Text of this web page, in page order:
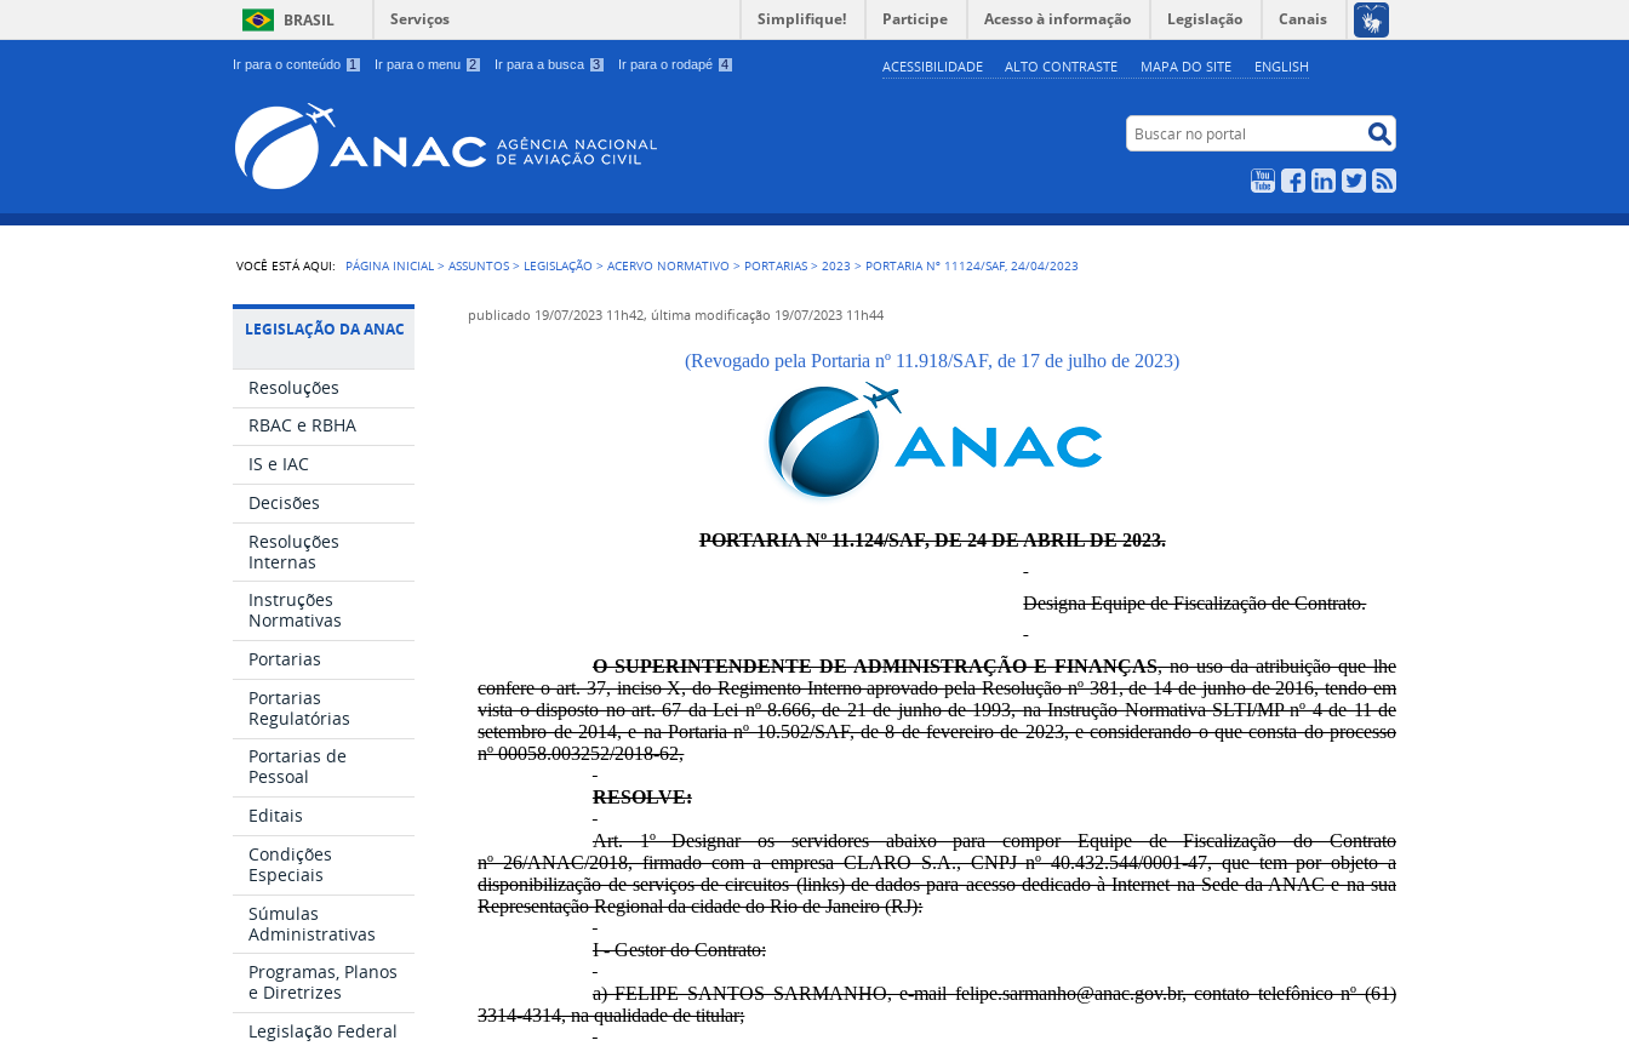
Ir para o conteúdo 1 Ir para o menu 2 Ir para a busca 3 Ir para o rodapé 4 ACESSIBILIDADE ALTO CONTRASTE MAPA DO SITE ENGLISH
BRASIL Serviços Simplifique! Participe Acesso à informação Legislação Canais
Buscar no portal
YouTubeFacebookLinkedIn
Twitter
VOCÊ ESTÁ AQUI: PÁGINA INICIAL >ASSUNTOS > LEGISLAÇÃO >ACERVO NORMATIVO > PORTARIAS >2023 > PORTARIA Nº 11124/SAF, 24/04/2023
LEGISLAÇÃO DA ANAC
Resoluções
RBAC e RBHA
IS e IAC
Decisões
Resoluções
Internas
Instruções
Normativas
Portarias
Portarias
Regulatórias
Portarias de
Pessoal
Editais
Condições
Especiais
Súmulas
Administrativas
Programas, Planos
e Diretrizes
Legislação Federal
publicado 19/07/2023 11h42, última modificação 19/07/2023 11h44
(Revogado pela Portaria nº 11.918/SAF, de 17 de julho de 2023)
PORTARIA Nº 11.124/SAF, DE 24 DE ABRIL DE 2023.
Designa Equipe de Fiscalização de Contrato.
O SUPERINTENDENTE DE ADMINISTRAÇÃO E FINANÇAS, no uso da atribuição que lhe
confere o art. 37, inciso X, do Regimento Interno aprovado pela Resolução nº 381, de 14 de junho de 2016, tendo em
vista o disposto no art. 67 da Lei nº 8.666, de 21 de junho de 1993, na Instrução Normativa SLTI/MP nº 4 de 11 de
setembro de 2014, e na Portaria nº 10.502/SAF, de 8 de fevereiro de 2023, e considerando o que consta do processo
nº 00058.003252/2018-62,
RESOLVE:
Art. 1º Designar os servidores abaixo para compor Equipe de Fiscalização do Contrato
nº 26/ANAC/2018, firmado com a empresa CLARO S.A., CNPJ nº 40.432.544/0001-47, que tem por objeto a
disponibilização de serviços de circuitos (links) de dados para acesso dedicado à Internet na Sede da ANAC e na sua
Representação Regional da cidade do Rio de Janeiro (RJ):
I - Gestor do Contrato:
a) FELIPE SANTOS SARMANHO, e-mail felipe.sarmanho@anac.gov.br, contato telefônico nº (61)
3314-4314, na qualidade de titular;